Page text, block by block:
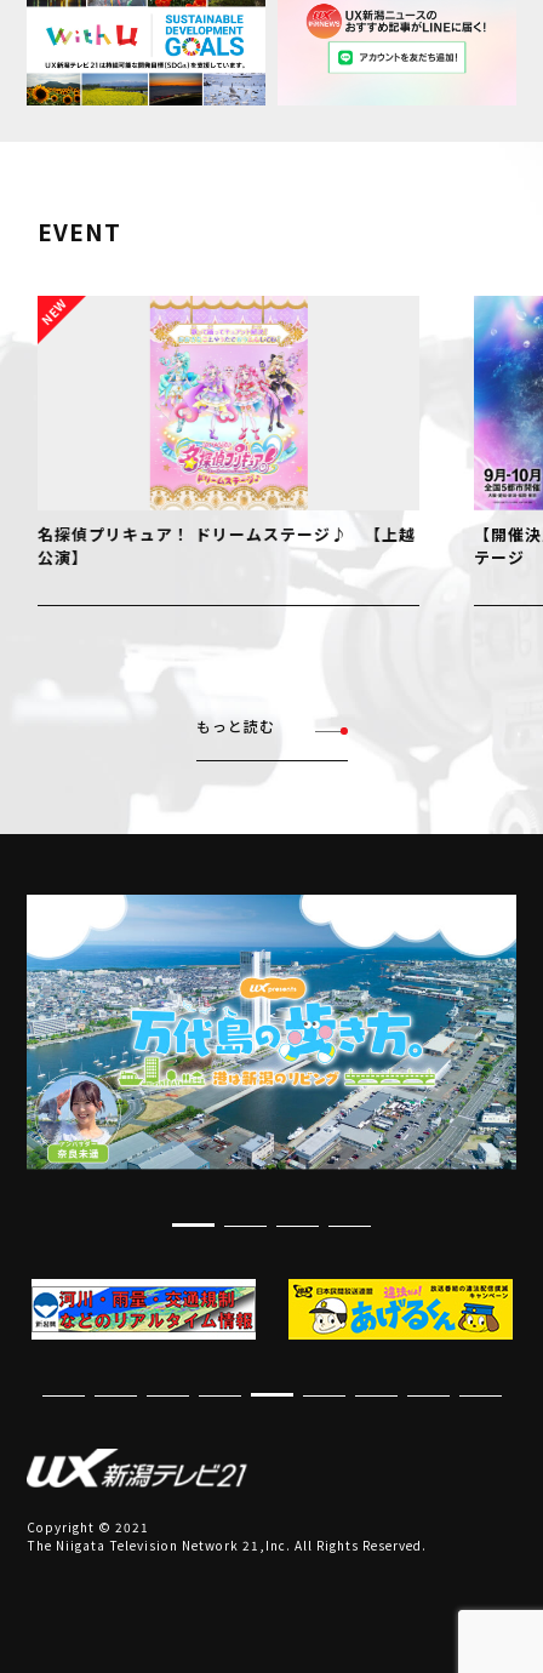
EVENT
名探偵プリキュア！ ドリームステージ♪ 【上越
公演】
【開催
テージ
もっと読む
Copyright © 2021
The Niigata Television Network 21,Inc. All Rights Reserved.